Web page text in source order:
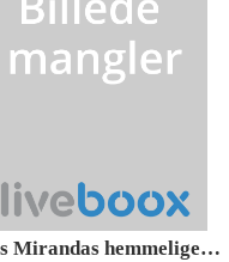
Miss Mirandas hemmelige dagbøger